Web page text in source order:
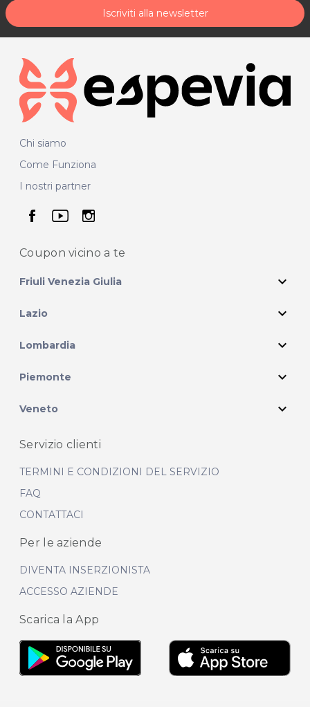
Iscriviti alla newsletter
Chi siamo
Come Funziona
I nostri partner
seguici su facebook
seguici su youtube
seguici su instagram
Coupon vicino a te
Friuli Venezia Giulia expand_more
Lazio expand_more
Lombardia expand_more
Piemonte expand_more
Veneto expand_more
Servizio clienti
TERMINI E CONDIZIONI DEL SERVIZIO
FAQ
CONTATTACI
Per le aziende
DIVENTA INSERZIONISTA
ACCESSO AZIENDE
Scarica la App